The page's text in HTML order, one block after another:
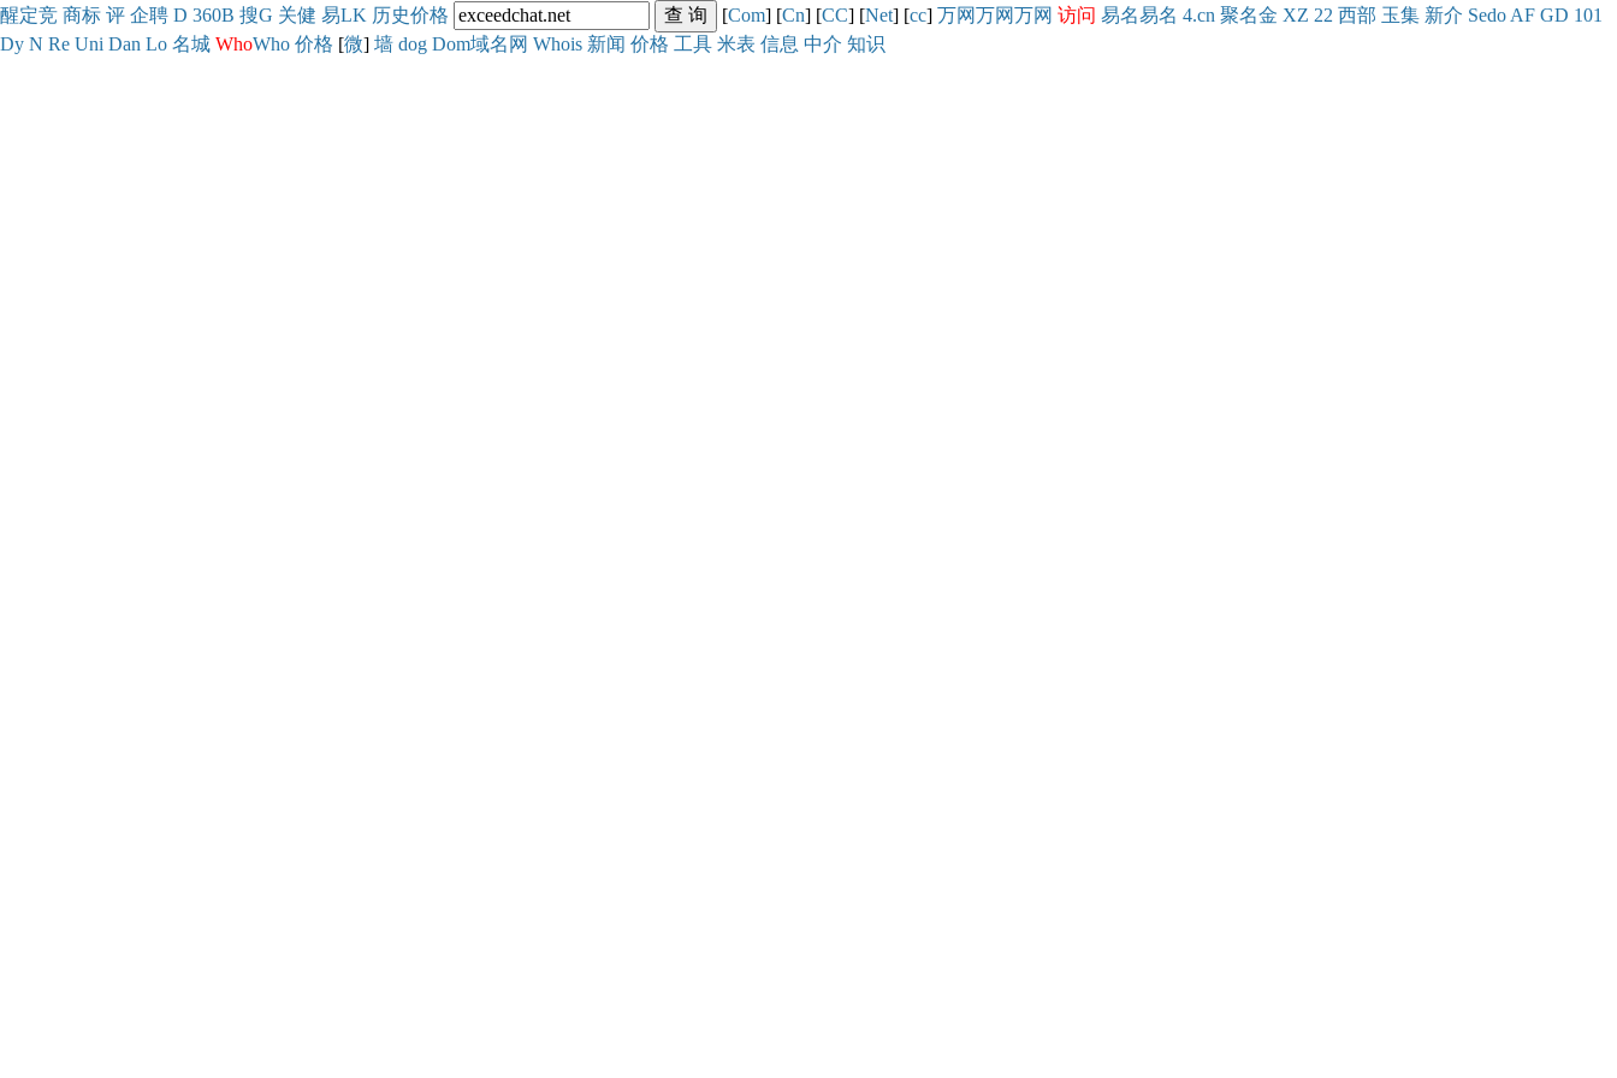
醒定竞 商标 评 企聘 D 360B 搜G 关健 易LK 历史价格 [Com] [Cn] [CC] [Net] [cc] 万网万网万网 访问 易名易名 4.cn 聚名金 XZ 22 西部 玉集 新介 Sedo AF GD 101
Dy N Re Uni Dan Lo 名城 WhoWho 价格 [微] 墙 dog Dom域名网 Whois 新闻 价格 工具 米表 信息 中介 知识